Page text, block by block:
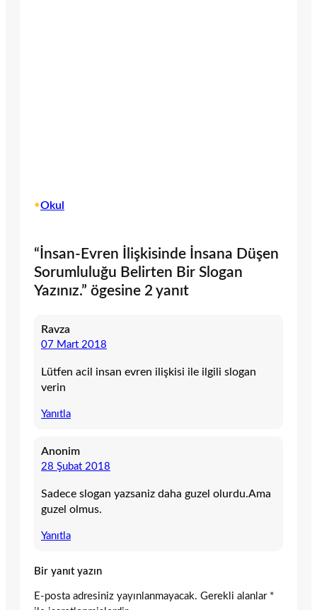
•Okul
“İnsan-Evren İlişkisinde İnsana Düşen
Sorumluluğu Belirten Bir Slogan
Yazınız.” ögesine 2 yanıt
Ravza
07 Mart 2018
Lütfen acil insan evren ilişkisi ile ilgili slogan
verin
Yanıtla
Anonim
28 Şubat 2018
Sadece slogan yazsaniz daha guzel olurdu.Ama
guzel olmus.
Yanıtla
Bir yanıt yazın
E-posta adresiniz yayınlanmayacak. Gerekli alanlar *